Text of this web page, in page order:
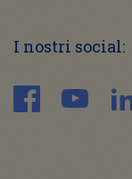
I nostri social: